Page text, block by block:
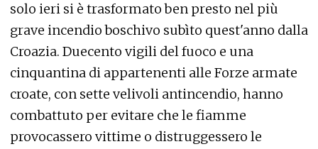
solo ieri si è trasformato ben presto nel più
grave incendio boschivo subìto quest'anno dalla
Croazia. Duecento vigili del fuoco e una
cinquantina di appartenenti alle Forze armate
croate, con sette velivoli antincendio, hanno
combattuto per evitare che le fiamme
provocassero vittime o distruggessero le